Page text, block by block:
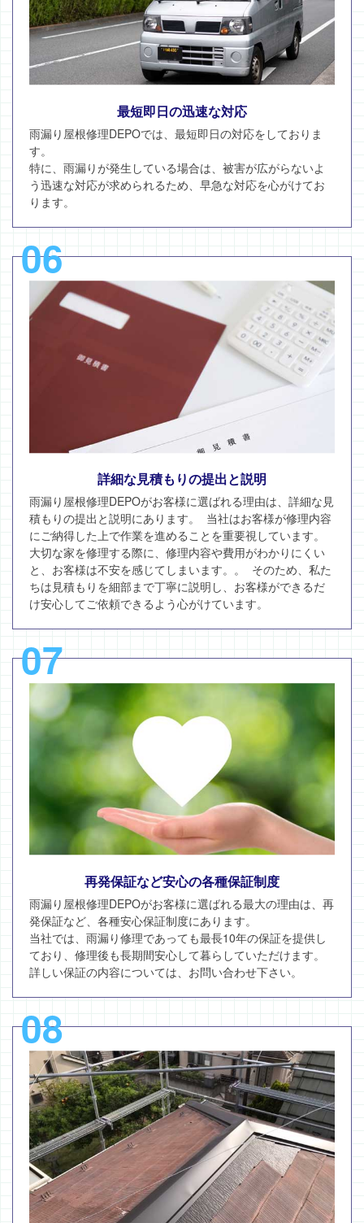
最短即日の迅速な対応
雨漏り屋根修理DEPOでは、最短即日の対応をしておりま
す。
特に、雨漏りが発生している場合は、被害が広がらないよ
う迅速な対応が求められるため、早急な対応を心がけてお
ります。
06
詳細な見積もりの提出と説明
雨漏り屋根修理DEPOがお客様に選ばれる理由は、詳細な見
積もりの提出と説明にあります。 当社はお客様が修理内容
にご納得した上で作業を進めることを重要視しています。
大切な家を修理する際に、修理内容や費用がわかりにくい
と、お客様は不安を感じてしまいます。。 そのため、私た
ちは見積もりを細部まで丁寧に説明し、お客様ができるだ
け安心してご依頼できるよう心がけています。
07
再発保証など安心の各種保証制度
雨漏り屋根修理DEPOがお客様に選ばれる最大の理由は、再
発保証など、各種安心保証制度にあります。
当社では、雨漏り修理であっても最長10年の保証を提供し
ており、修理後も長期間安心して暮らしていただけます。
詳しい保証の内容については、お問い合わせ下さい。
08